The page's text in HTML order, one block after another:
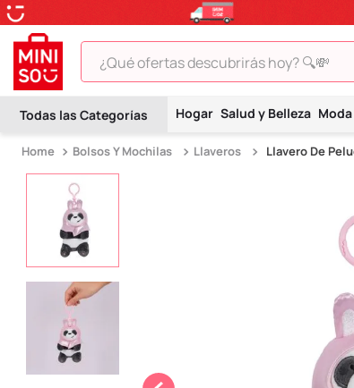
¿Qué ofertas descubrirás hoy? 🔍💸
Hogar Salud y Belleza Moda
Bolsos Y Mochilas Llaveros Llavero De
TÉRMINOS MÁS BUSCADOS
2.
hello kitty
9.
llaveros